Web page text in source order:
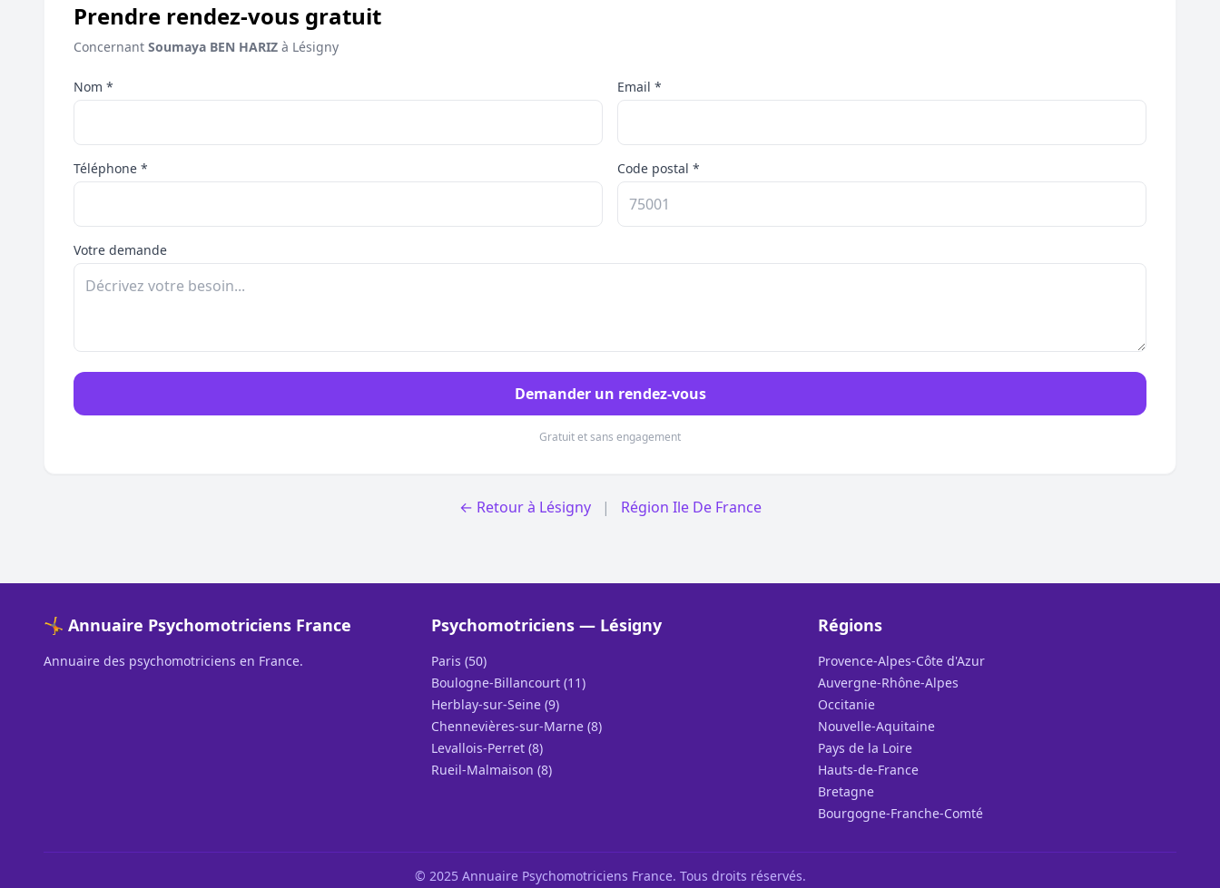
Prendre rendez-vous gratuit
Concernant Soumaya BEN HARIZ à Lésigny
Nom * Email *
Téléphone * Code postal *
Votre demande
Demander un rendez-vous
Gratuit et sans engagement
← Retour à Lésigny | Région Ile De France
🤸 Annuaire Psychomotriciens France
Annuaire des psychomotriciens en France.
Psychomotriciens — Lésigny
Paris (50)
Boulogne-Billancourt (11)
Herblay-sur-Seine (9)
Chennevières-sur-Marne (8)
Levallois-Perret (8)
Rueil-Malmaison (8)
Régions
Provence-Alpes-Côte d'Azur
Auvergne-Rhône-Alpes
Occitanie
Nouvelle-Aquitaine
Pays de la Loire
Hauts-de-France
Bretagne
Bourgogne-Franche-Comté
© 2025 Annuaire Psychomotriciens France. Tous droits réservés.